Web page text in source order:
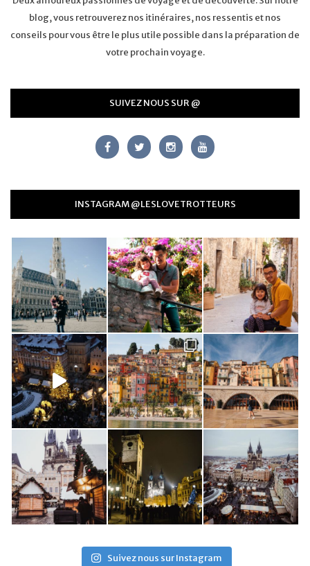
blog, vous retrouverez nos itinéraires, nos ressentis et nos
conseils pour vous être le plus utile possible dans la préparation de
votre prochain voyage.
SUIVEZ NOUS SUR @
INSTAGRAM @LESLOVETROTTEURS
Suivez nous sur Instagram